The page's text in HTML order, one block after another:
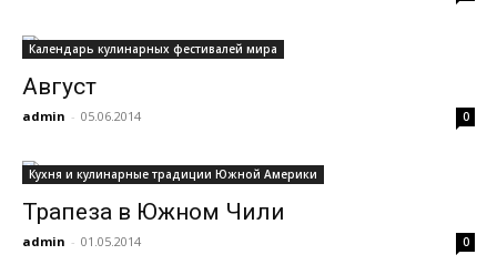
Календарь кулинарных фестивалей мира
Август
admin - 05.06.2014 0
Кухня и кулинарные традиции Южной Америки
Трапеза в Южном Чили
admin - 01.05.2014 0